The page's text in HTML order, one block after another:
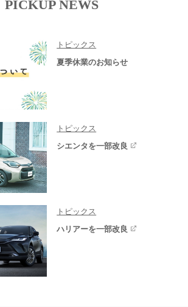
PICKUP NEWS
トピックス
夏季休業のお知らせ
トピックス
シエンタを一部改良
トピックス
ハリアーを一部改良